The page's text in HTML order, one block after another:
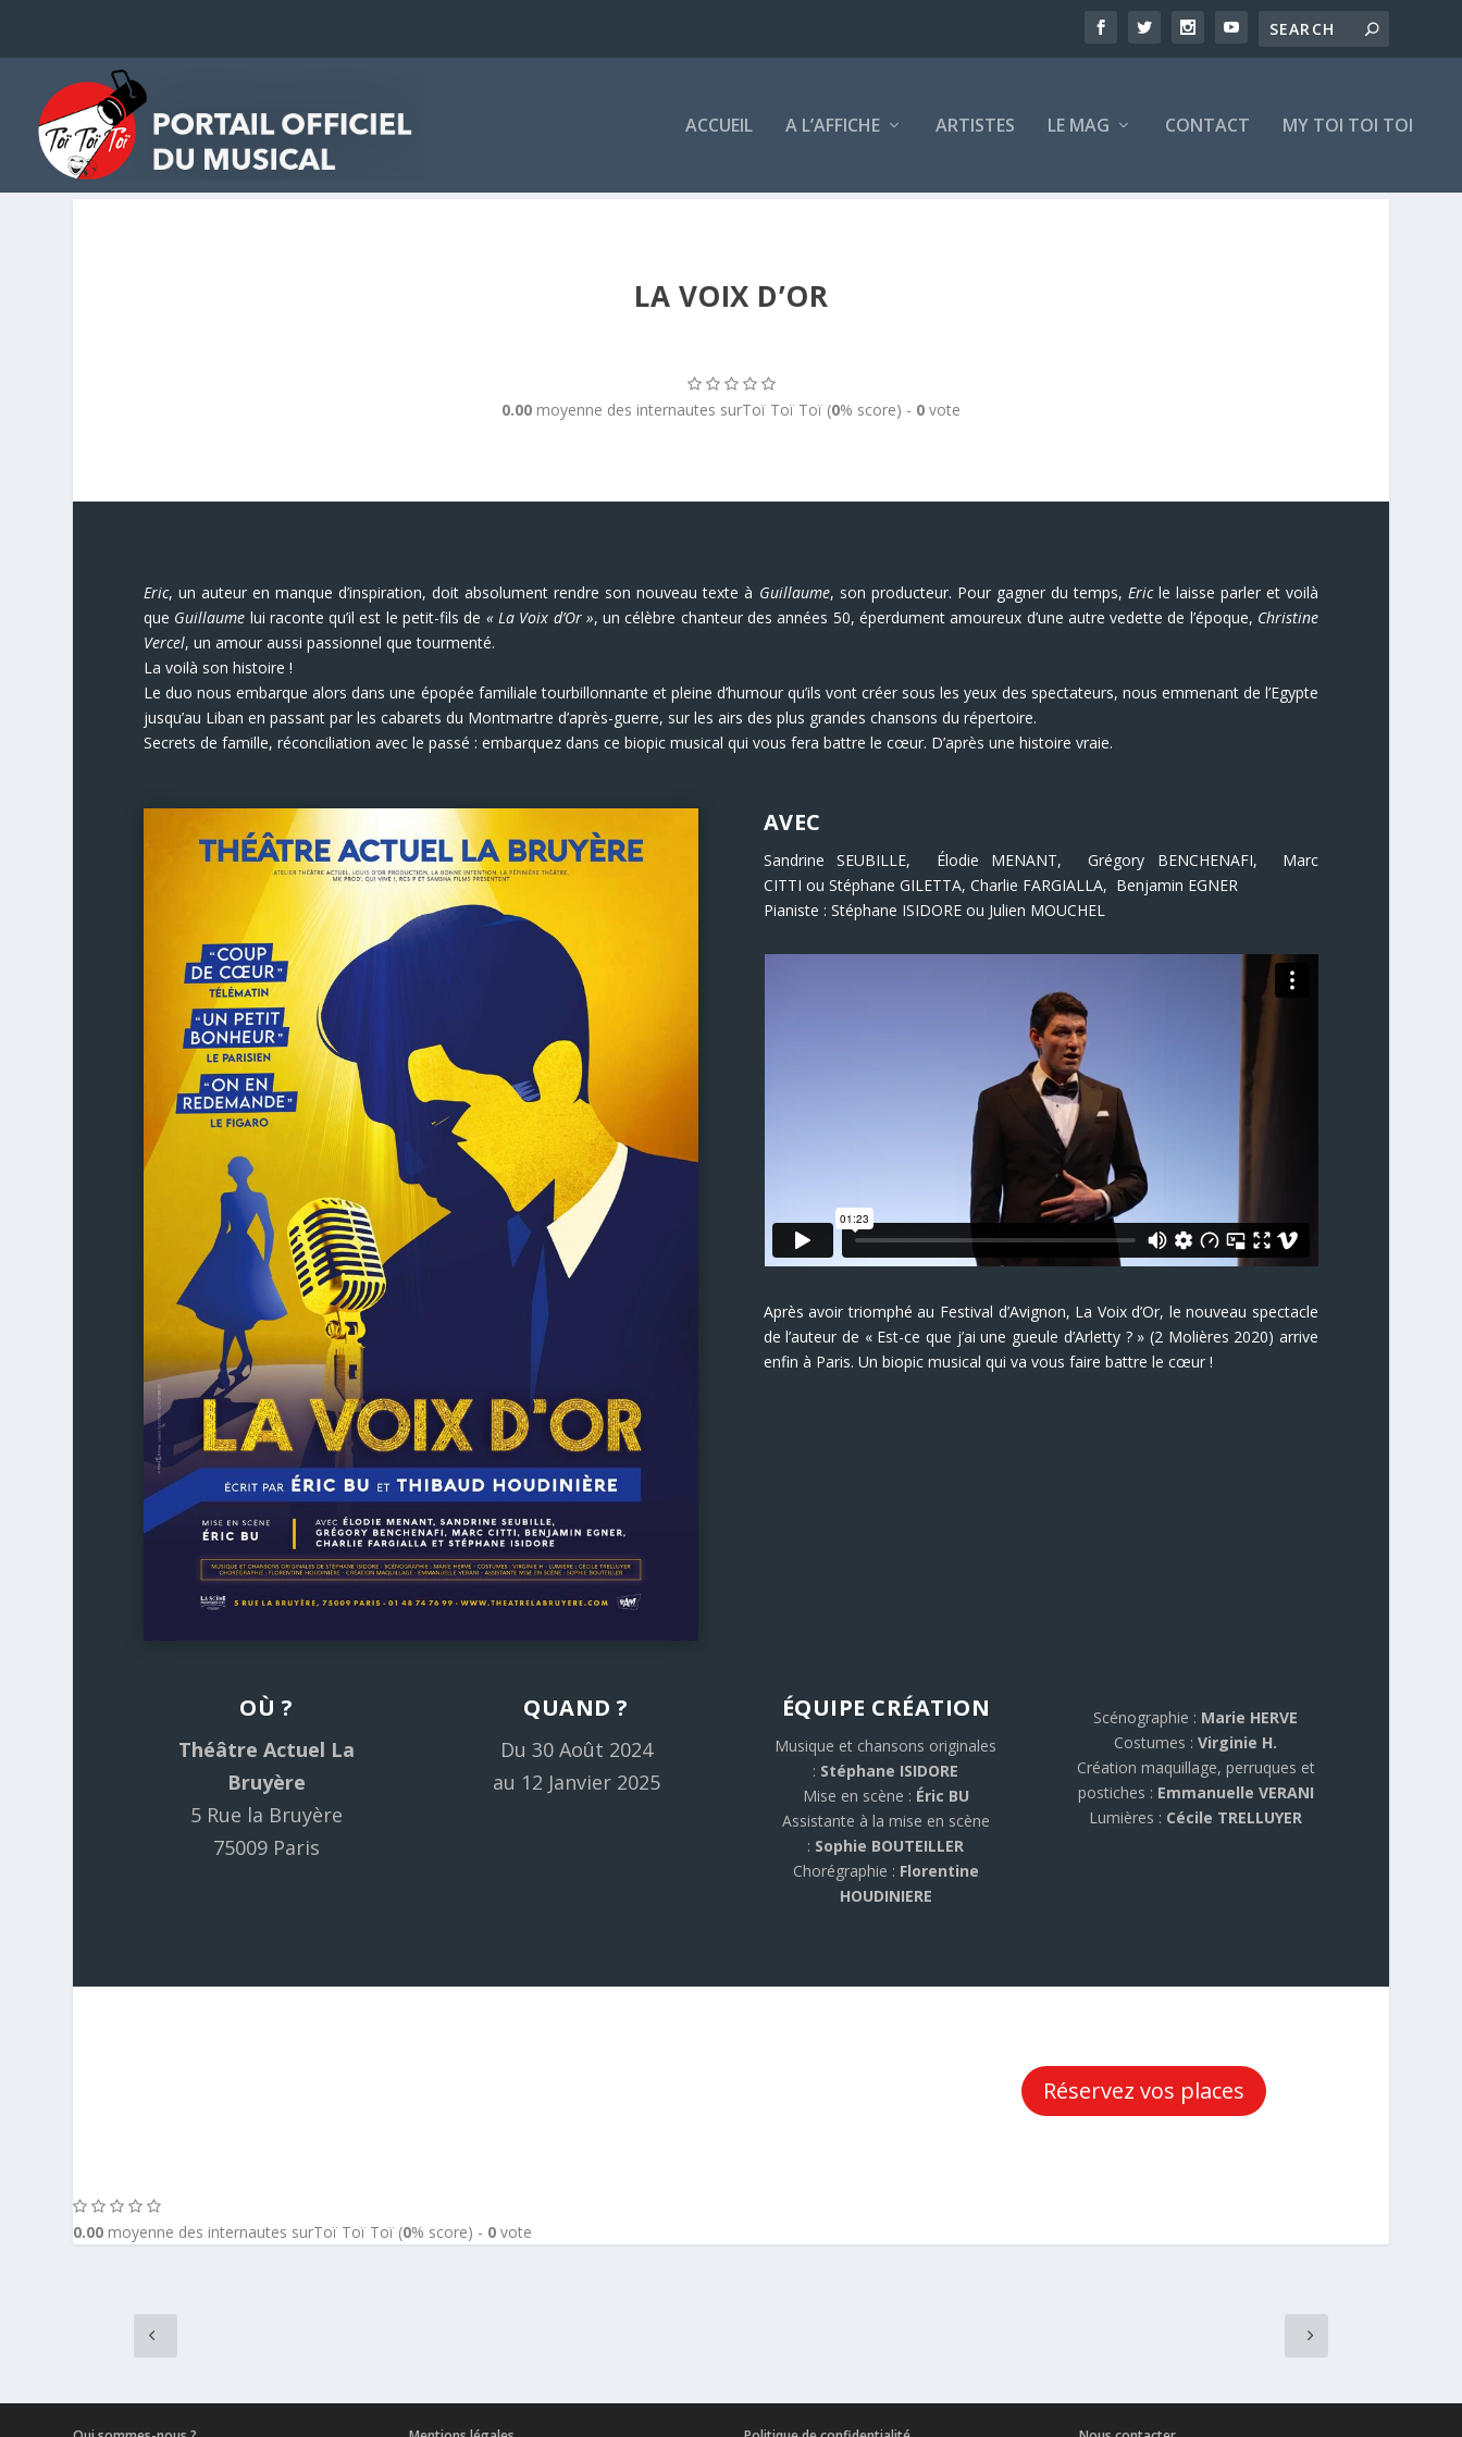
ACCUEIL A L’AFFICHE ARTISTES LE MAG CONTACT MY TOI TOI TOI
LA VOIX D’OR
0.00 moyenne des internautes surToï Toï Toï (0% score) - 0 vote
Eric, un auteur en manque d’inspiration, doit absolument rendre son nouveau texte à Guillaume, son producteur. Pour gagner du temps, Ericle laisse parler et voilà
que Guillaume lui raconte qu’il est le petit-fils de « La Voix d’Or », un célèbre chanteur des années 50, éperdument amoureux d’une autre vedette de l’époque, Christine
Vercel, un amour aussi passionnel que tourmenté.
La voilà son histoire !
Le duo nous embarque alors dans une épopée familiale tourbillonnante et pleine d’humour qu’ils vont créer sous les yeux des spectateurs, nous emmenant de l’Egypte
jusqu’au Liban en passant par les cabarets du Montmartre d’après-guerre, sur les airs des plus grandes chansons du répertoire.
Secrets de famille, réconciliation avec le passé : embarquez dans ce biopic musical qui vous fera battre le cœur. D’après une histoire vraie.
AVEC
Sandrine SEUBILLE, Élodie MENANT, Grégory BENCHENAFI, Marc
CITTI ou Stéphane GILETTA, Charlie FARGIALLA, Benjamin EGNER
Pianiste : Stéphane ISIDORE ou Julien MOUCHEL
Après avoir triomphé au Festival d’Avignon, La Voix d’Or, le nouveau spectacle
de l’auteur de « Est-ce que j’ai une gueule d’Arletty ? » (2 Molières 2020) arrive
enfin à Paris. Un biopic musical qui va vous faire battre le cœur !
OÙ ?
Théâtre Actuel La
Bruyère
5 Rue la Bruyère
75009 Paris
QUAND ?
Du 30 Août 2024
au 12 Janvier 2025
ÉQUIPE CRÉATION
Musique et chansons originales
: Stéphane ISIDORE
Mise en scène : Éric BU
Assistante à la mise en scène
: Sophie BOUTEILLER
Chorégraphie : Florentine
HOUDINIERE
Scénographie : Marie HERVE
Costumes :Virginie H.
Création maquillage, perruques et
postiches : Emmanuelle VERANI
Lumières : Cécile TRELLUYER
Réservez vos places
0.00 moyenne des internautes surToï Toï Toï (0% score) - 0 vote